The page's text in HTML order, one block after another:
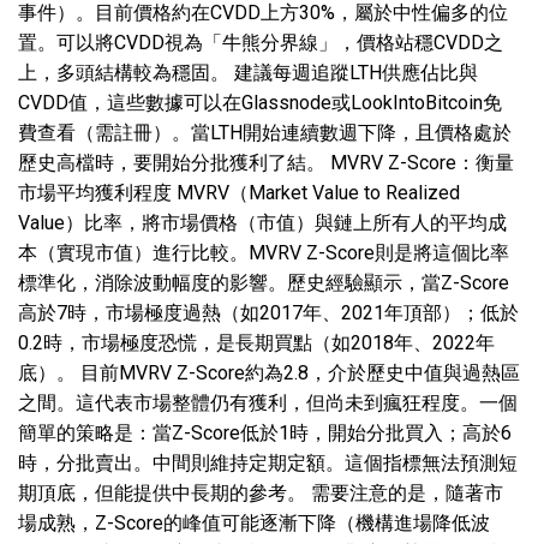
事件）。目前價格約在CVDD上方30%，屬於中性偏多的位
置。可以將CVDD視為「牛熊分界線」，價格站穩CVDD之
上，多頭結構較為穩固。 建議每週追蹤LTH供應佔比與
CVDD值，這些數據可以在Glassnode或LookIntoBitcoin免
費查看（需註冊）。當LTH開始連續數週下降，且價格處於
歷史高檔時，要開始分批獲利了結。 MVRV Z-Score：衡量
市場平均獲利程度 MVRV（Market Value to Realized
Value）比率，將市場價格（市值）與鏈上所有人的平均成
本（實現市值）進行比較。MVRV Z-Score則是將這個比率
標準化，消除波動幅度的影響。歷史經驗顯示，當Z-Score
高於7時，市場極度過熱（如2017年、2021年頂部）；低於
0.2時，市場極度恐慌，是長期買點（如2018年、2022年
底）。 目前MVRV Z-Score約為2.8，介於歷史中值與過熱區
之間。這代表市場整體仍有獲利，但尚未到瘋狂程度。一個
簡單的策略是：當Z-Score低於1時，開始分批買入；高於6
時，分批賣出。中間則維持定期定額。這個指標無法預測短
期頂底，但能提供中長期的參考。 需要注意的是，隨著市
場成熟，Z-Score的峰值可能逐漸下降（機構進場降低波